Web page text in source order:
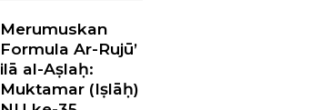
Merumuskan
Formula Ar-Rujū’
ilā al-Aṣlaḥ:
Muktamar (Iṣlāḥ)